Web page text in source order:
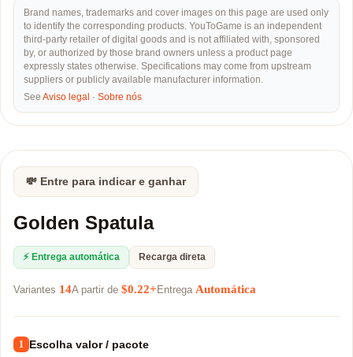
Brand names, trademarks and cover images on this page are used only
to identify the corresponding products. YouToGame is an independent
third-party retailer of digital goods and is not affiliated with, sponsored
by, or authorized by those brand owners unless a product page
expressly states otherwise. Specifications may come from upstream
suppliers or publicly available manufacturer information.
See Aviso legal · Sobre nós
💸 Entre para indicar e ganhar
Golden Spatula
⚡ Entrega automática Recarga direta
Variantes 14A partir de $0.22+ Entrega Automática
1 Escolha valor / pacote